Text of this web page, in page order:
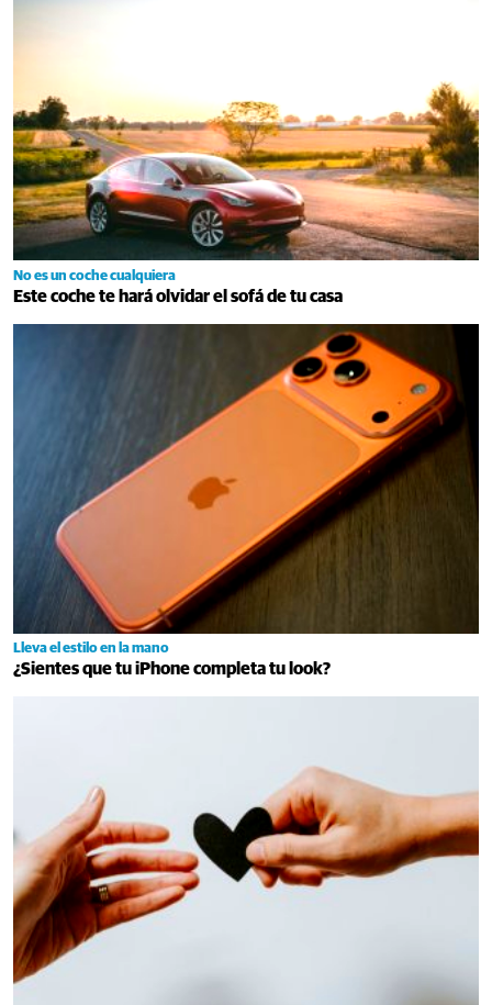
No es un coche cualquiera
Este coche te hará olvidar el sofá de tu casa
Lleva el estilo en la mano
¿Sientes que tu iPhone completa tu look?